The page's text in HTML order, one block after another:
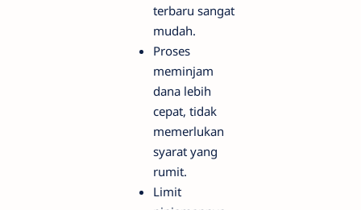
terbaru sangat
mudah.
Proses
meminjam
dana lebih
cepat, tidak
memerlukan
syarat yang
rumit.
Limit